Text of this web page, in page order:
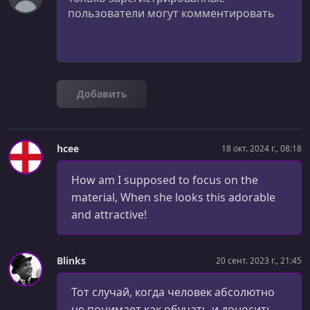
УРОК 28.
Mobile Navigation Menu
Menu Transition, Color & Scrolling
Wrapping Up
Добавить
hcee 18 окт. 2024 г., 08:18
How am I supposed to focus on the
material, When she looks this adorable
and attractive!
Blinks 20 сент. 2023 г., 21:45
Тот случай, когда человек абсолютно